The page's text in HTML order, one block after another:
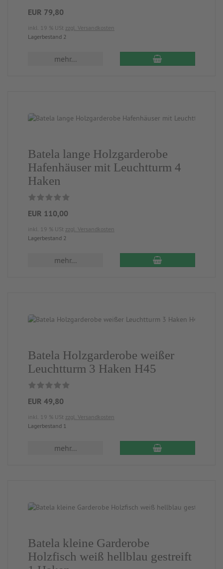
EUR 79,80
inkl. 19 % USt zzgl. Versandkosten
Lagerbestand 2
mehr...
Batela lange Holzgarderobe
Hafenhäuser mit Leuchtturm 4
Haken
EUR 110,00
inkl. 19 % USt zzgl. Versandkosten
Lagerbestand 2
mehr...
Batela Holzgarderobe weißer
Leuchtturm 3 Haken H45
EUR 49,80
inkl. 19 % USt zzgl. Versandkosten
Lagerbestand 1
mehr...
Batela kleine Garderobe
Holzfisch weiß hellblau gestreift